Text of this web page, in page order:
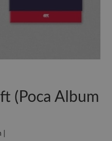
(Poca Album